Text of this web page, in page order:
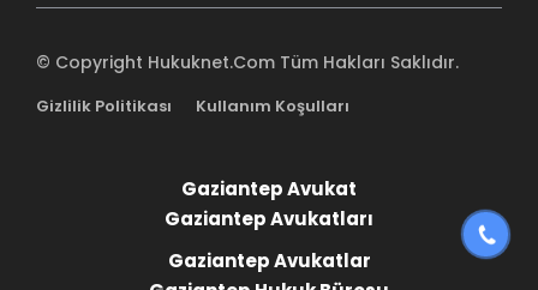
© Copyright Hukuknet.Com Tüm Hakları Saklıdır.
Gizlilik Politikası Kullanım Koşulları
Gaziantep Avukat
Gaziantep Avukatları
Gaziantep Avukatlar